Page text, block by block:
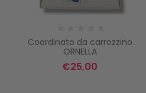
Coordinato da carrozzino
ORNELLA
€25,00